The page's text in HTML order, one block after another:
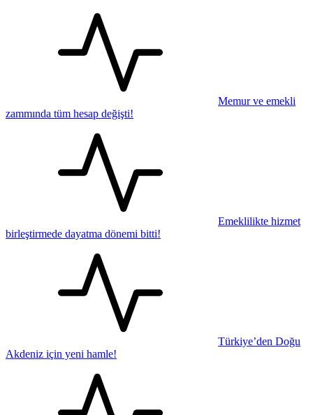
Memur ve emekli
zammında tüm hesap değişti!
Emeklilikte hizmet
birleştirmede dayatma dönemi bitti!
Türkiye’den Doğu
Akdeniz için yeni hamle!